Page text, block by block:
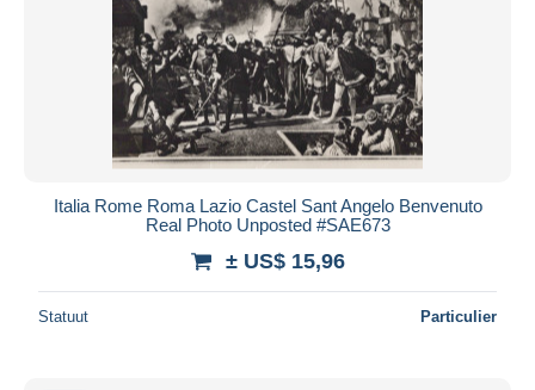
Italia Rome Roma Lazio Castel Sant Angelo Benvenuto
Real Photo Unposted #SAE673
± US$ 15,96
Statuut Particulier